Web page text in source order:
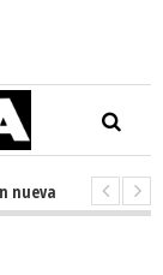
oficina de